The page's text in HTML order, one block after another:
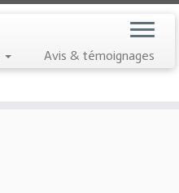
Avis & témoignages